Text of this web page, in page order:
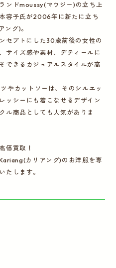
ンドmoussy(マウジー)の立ち上
容子氏が2006年に新たに立ち
ング)。
セプトにした30歳前後の女性の
サイズ感や素材、デティールに
できるカジュアルスタイルが高
やカットソーは、そのシルエッ
ッシーにも着こなせるデザイン
ル商品としても人気がありま
価買取！
カリアング)のお洋服を専
たします。